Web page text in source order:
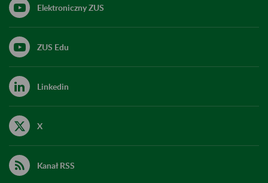
Elektroniczny ZUS
ZUS Edu
Linkedin
X
Kanał RSS